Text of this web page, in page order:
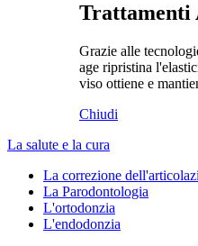
Trattamenti
Grazie alle
age ripristina
viso ottiene e
Chiudi
La salute e la cura
La correzione
La Parodontologia
L'ortodonzia
L'endodonzia